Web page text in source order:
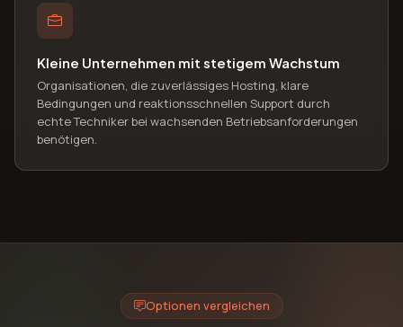
Kleine Unternehmen mit stetigem Wachstum
Organisationen, die zuverlässiges Hosting, klare
Bedingungen und reaktionsschnellen Support durch
echte Techniker bei wachsenden Betriebsanforderungen
benötigen.
Optionen vergleichen